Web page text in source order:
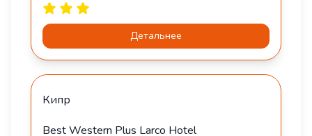
Детальнее
Кипр
Best Western Plus Larco Hotel